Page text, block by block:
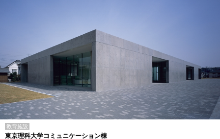
教育施設
東京理科大学コミュニケーション棟